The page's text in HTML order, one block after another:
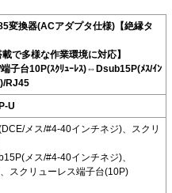
変換器(ACアダプタ仕様)【絶縁タ
で多様な作業環境に対応】
子台10P(ｽｸﾘｭｰﾚｽ)⇔Dsub15P(ﾒｽ/ｲﾝ
RJ45
U
メス/#4-40インチネジ)、スクリ
メス/#4-40インチネジ)、
スクリューレス端子台(10P)